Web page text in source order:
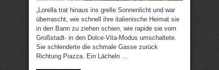
„Lorella trat hinaus ins grelle Sonnenlicht und war
überrascht, wie schnell ihre italienische Heimat sie
in den Bann zu ziehen schien, wie rapide sie vom
Großstadt- in den Dolce-Vita-Modus umschaltete.
Sie schlenderte die schmale Gasse zurück
Richtung Piazza. Ein Lächeln ...